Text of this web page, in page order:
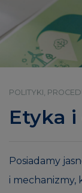
POLITYKI,
Etyka
Posiadamy
i mechanizmy,